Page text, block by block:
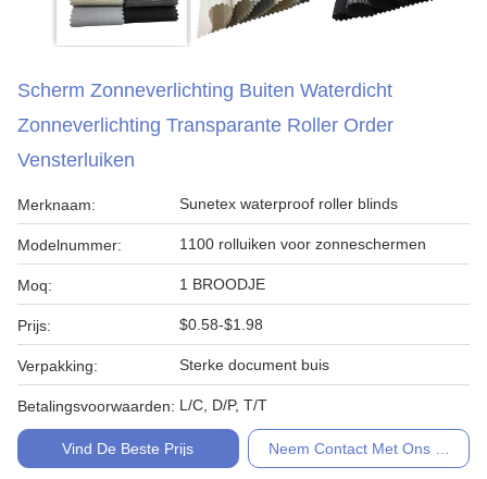
Scherm Zonneverlichting Buiten Waterdicht
Zonneverlichting Transparante Roller Order
Vensterluiken
Merknaam: Sunetex waterproof roller blinds
Modelnummer: 1100 rolluiken voor zonneschermen
Moq: 1 BROODJE
Prijs: $0.58-$1.98
Verpakking: Sterke document buis
Betalingsvoorwaarden: L/C, D/P, T/T
Vind De Beste Prijs Neem Contact Met Ons Op